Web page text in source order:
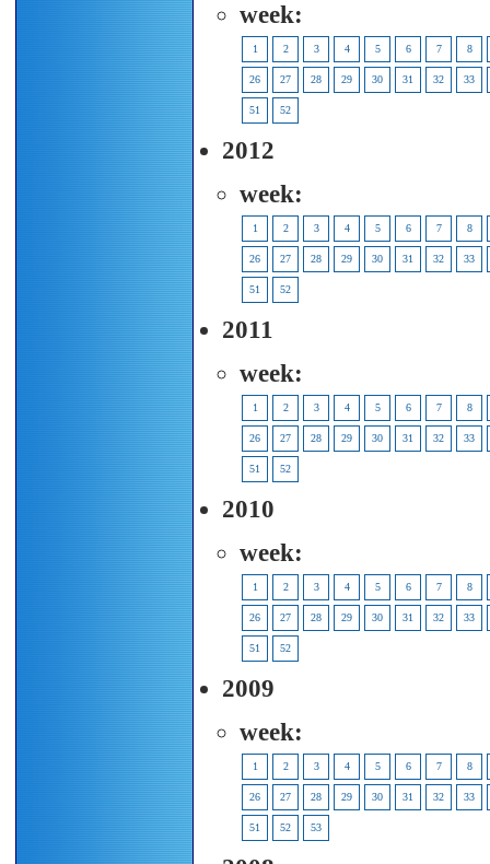
week:
1 2 3 4 5 6 7 8
26 27 28 29 30 31 32 33
51 52
2012
week:
1 2 3 4 5 6 7 8
26 27 28 29 30 31 32 33
51 52
2011
week:
1 2 3 4 5 6 7 8
26 27 28 29 30 31 32 33
51 52
2010
week:
1 2 3 4 5 6 7 8
26 27 28 29 30 31 32 33
51 52
2009
week:
1 2 3 4 5 6 7 8
26 27 28 29 30 31 32 33
51 52 53